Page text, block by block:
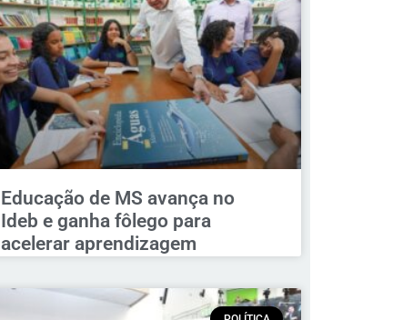
Educação de MS avança no
Ideb e ganha fôlego para
acelerar aprendizagem